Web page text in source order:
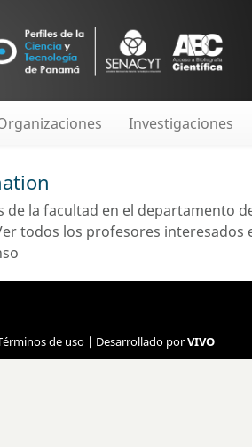
Investigaciones
de la facultad en el departamento
todos los profesores interesados
de uso | Desarrollado porVIVO